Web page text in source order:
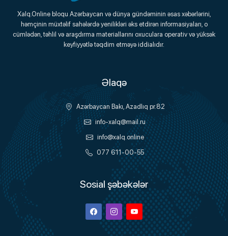
Xalq.Online
Onlayn Platforma
Xalq.Online bloqu Azərbaycan və dünya gündəminin əsas xəbərlərini,
həmçinin müxtəlif sahələrdə yenilikləri əks etdirən informasiyaları, o
cümlədən, təhlil və araşdırma materiallarını oxuculara operativ və yüksək
keyfiyyətlə təqdim etməyə iddialıdır.
Əlaqə
Azərbaycan Bakı, Azadlıq pr.82
info-xalq@mail.ru
info@xalq.online
077 611-00-55
Sosial şəbəkələr
FacebookInstagramYoutube